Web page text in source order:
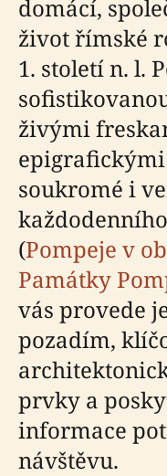
domácí,
život římské
1. století n. l.
živými
soukromé i
(Pompeje v
Památky
vás provede
pozadím,
prvky a
informace
návštěvu.